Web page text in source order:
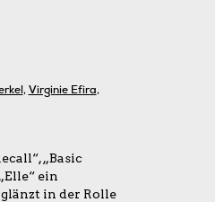
,Virginie Efira,
„Basic
ein
in der Rolle